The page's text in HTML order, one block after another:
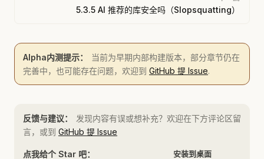
5.3.5 AI 推荐的库安全吗（Slopsquatting）
Alpha内测提示：
当前为早期内部构建版本，部分章节仍在
完善中，也可能存在问题，欢迎到 GitHub 提 Issue.
反馈与建议：
发现内容有误或想补充？欢迎在下方评论区留
言，或到 GitHub 提 Issue
点我给个 Star 吧： 安装到桌面